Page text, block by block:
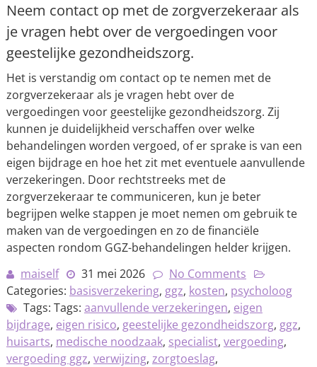
Neem contact op met de zorgverzekeraar als
je vragen hebt over de vergoedingen voor
geestelijke gezondheidszorg.
Het is verstandig om contact op te nemen met de
zorgverzekeraar als je vragen hebt over de
vergoedingen voor geestelijke gezondheidszorg. Zij
kunnen je duidelijkheid verschaffen over welke
behandelingen worden vergoed, of er sprake is van een
eigen bijdrage en hoe het zit met eventuele aanvullende
verzekeringen. Door rechtstreeks met de
zorgverzekeraar te communiceren, kun je beter
begrijpen welke stappen je moet nemen om gebruik te
maken van de vergoedingen en zo de financiële
aspecten rondom GGZ-behandelingen helder krijgen.
maiself
31 mei 2026
No Comments
Categories: basisverzekering, ggz, kosten, psycholoog
Tags: Tags: aanvullende verzekeringen, eigen
bijdrage, eigen risico, geestelijke gezondheidszorg, ggz,
huisarts, medische noodzaak, specialist, vergoeding,
vergoeding ggz, verwijzing, zorgtoeslag,